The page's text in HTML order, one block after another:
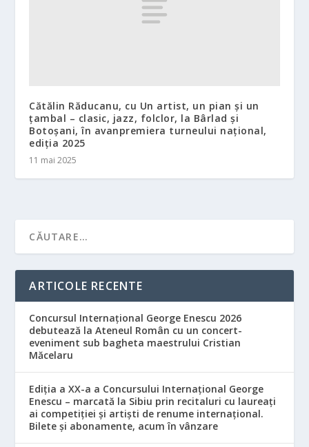
Cătălin Răducanu, cu Un artist, un pian și un
țambal – clasic, jazz, folclor, la Bârlad și
Botoșani, în avanpremiera turneului național,
ediția 2025
11 mai 2025
ARTICOLE RECENTE
Concursul Internațional George Enescu 2026
debutează la Ateneul Român cu un concert-
eveniment sub bagheta maestrului Cristian
Măcelaru
Ediția a XX-a a Concursului Internațional George
Enescu – marcată la Sibiu prin recitaluri cu laureați
ai competiției și artiști de renume internațional.
Bilete și abonamente, acum în vânzare